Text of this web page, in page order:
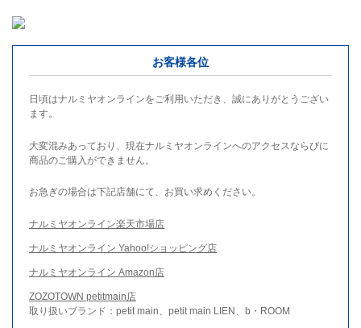
お客様各位
日頃はナルミヤオンラインをご利用いただき、誠にありがとうござい
ます。
大変混みあっており、現在ナルミヤオンラインへのアクセスならびに
商品のご購入ができません。
お急ぎの場合は下記店舗にて、お買い求めください。
ナルミヤオンライン楽天市場店
ナルミヤオンライン Yahoo!ショッピング店
ナルミヤオンライン Amazon店
ZOZOTOWN petitmain店
取り扱いブランド：petit main、petit main LIEN、b・ROOM